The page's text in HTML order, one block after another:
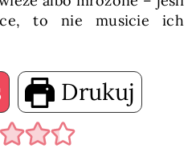
to nie musicie ich
Drukuj